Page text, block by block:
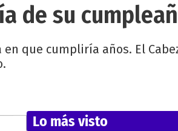
de su
que cumpliría años. El
Lo más visto